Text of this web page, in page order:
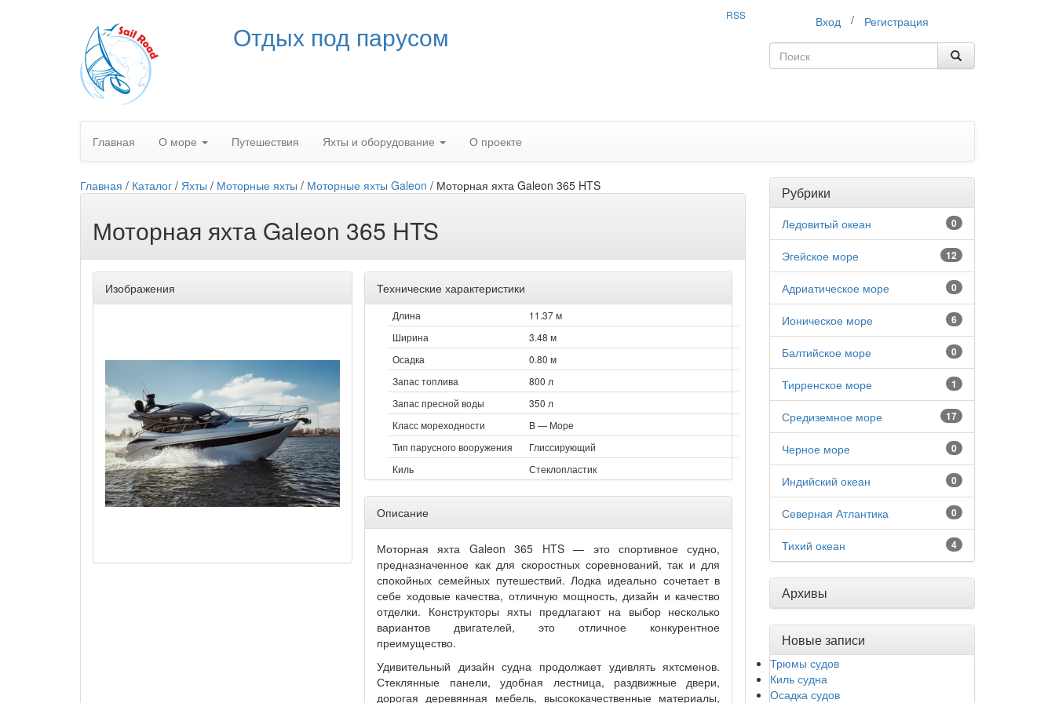
RSS
Отдых под парусом Вход / Регистрация
Главная О море Путешествия Яхты и оборудование О проекте
Главная / Каталог / Яхты / Моторные яхты / Моторные яхты Galeon / Моторная яхта Galeon 365 HTS
Моторная яхта Galeon 365 HTS
Изображения Технические характеристики
Длина
11.37 м
Ширина
3.48 м
Осадка
0.80 м
Запас топлива
800 л
Запас пресной воды
350 л
Класс мореходности
B — Море
Тип парусного вооружения
Глиссирующий
Киль
Стеклопластик
Описание
Моторная яхта Galeon 365 HTS — это спортивное судно,
предназначенное как для скоростных соревнований, так и для
спокойных семейных путешествий. Лодка идеально сочетает в
себе ходовые качества, отличную мощность, дизайн и качество
отделки. Конструкторы яхты предлагают на выбор несколько
вариантов двигателей, это отличное конкурентное
преимущество.
Удивительный дизайн судна продолжает удивлять яхтсменов.
Стеклянные панели, удобная лестница, раздвижные двери,
дорогая деревянная мебель, высококачественные материалы,
Рубрики
0
Ледовитый океан
12
Эгейское море
0
Адриатическое море
6
Ионическое море
0
Балтийское море
1
Тирренское море
17
Средиземное море
0
Черное море
0
Индийский океан
0
Северная Атлантика
4
Тихий океан
Архивы
Новые записи
Трюмы судов
Киль судна
Осадка судов